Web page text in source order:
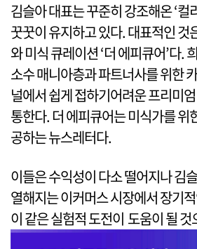
김슬아 대표는 꾸준히 강조해온 ‘컬
꿋꿋이 유지하고 있다. 대표적인 것
와 미식 큐레이션 ‘더 에피큐어’다.
소수 매니아층과 파트너사를 위한
널에서 쉽게 접하기어려운 프리미
통한다. 더 에피큐어는 미식가를 위
공하는 뉴스레터다.
이들은 수익성이 다소 떨어지나 김
열해지는 이커머스 시장에서 장기
이 같은 실험적 도전이 도움이 될